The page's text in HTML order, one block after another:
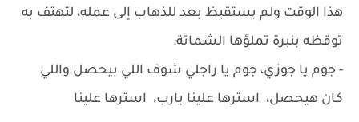
هذا الوقت ولم يستقيظ بعد للذهاب إلى عمله، لتهتف به
توقظه بنبرة تملؤها الشماتة:
- جوم يا جوزي، جوم يا راجلي شوف اللي بيحصل واللي
كان هيحصل، استرها علينا يارب، استرها علينا